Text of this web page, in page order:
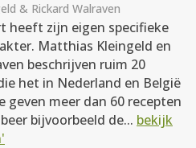
& Rickard Walraven
heeft zijn eigen specifieke
Matthias Kleingeld en
beschrijven ruim 20
het in Nederland en België
geven meer dan 60 recepten
bijvoorbeeld de... bekijk